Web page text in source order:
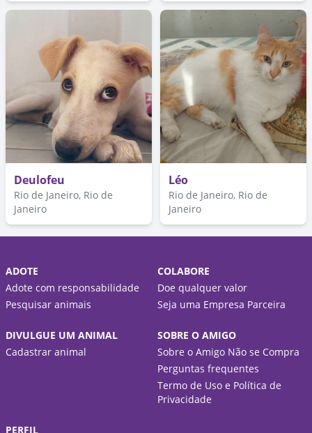
Deulofeu
Rio de Janeiro, Rio de
Janeiro
Léo
Rio de Janeiro, Rio de
Janeiro
ADOTE
Adote com responsabilidade
Pesquisar animais
COLABORE
Doe qualquer valor
Seja uma Empresa Parceira
DIVULGUE UM ANIMAL
Cadastrar animal
SOBRE O AMIGO
Sobre o Amigo Não se Compra
Perguntas frequentes
Termo de Uso e Política de
Privacidade
PERFIL